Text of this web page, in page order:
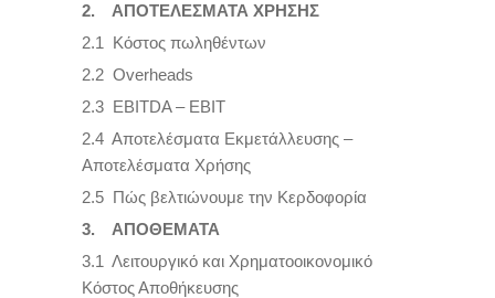
2. ΑΠΟΤΕΛΕΣΜΑΤΑ ΧΡΗΣΗΣ
2.1 Κόστος πωληθέντων
2.2 Overheads
2.3 EBITDA – EBIT
2.4 Αποτελέσματα Eκμετάλλευσης –
Αποτελέσματα Χρήσης
2.5 Πώς βελτιώνουμε την Κερδοφορία
3. ΑΠΟΘΕΜΑΤΑ
3.1 Λειτουργικό και Χρηματοοικονομικό
Κόστος Αποθήκευσης